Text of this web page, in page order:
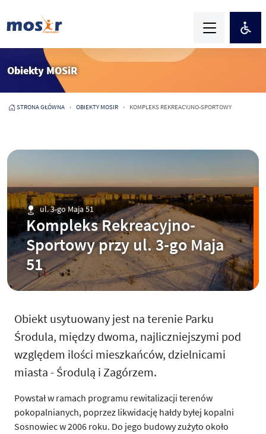
Obiekty MOSiR
STRONA GŁÓWNA OBIEKTY MOSIR KOMPLEKS REKREACYJNO-SPORTOWY
ul. 3-go Maja 51
Kompleks Rekreacyjno-
Sportowy przy ul. 3-go Maja
51
Obiekt usytuowany jest na terenie Parku
Środula, między dwoma, najliczniejszymi pod
względem ilości mieszkańców, dzielnicami
miasta - Środulą i Zagórzem.
Powstał w ramach programu rewitalizacji terenów
pokopalnianych, poprzez likwidację hałdy byłej kopalni
Sosnowiec w 2006 roku. Do jego budowy zużyto około